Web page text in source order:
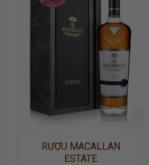
ADD TO
WISHLIST
RƯỢU MACALLAN
ESTATE